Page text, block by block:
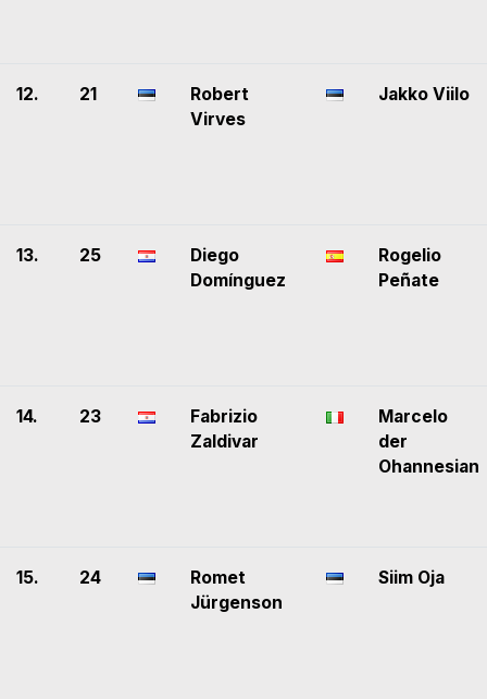
12. 21
Robert
Virves
Jakko Viilo
13. 25
Diego
Domínguez
Rogelio
Peñate
14. 23
Fabrizio
Zaldivar
Marcelo
der
Ohannesian
15. 24
Romet
Jürgenson
Siim Oja